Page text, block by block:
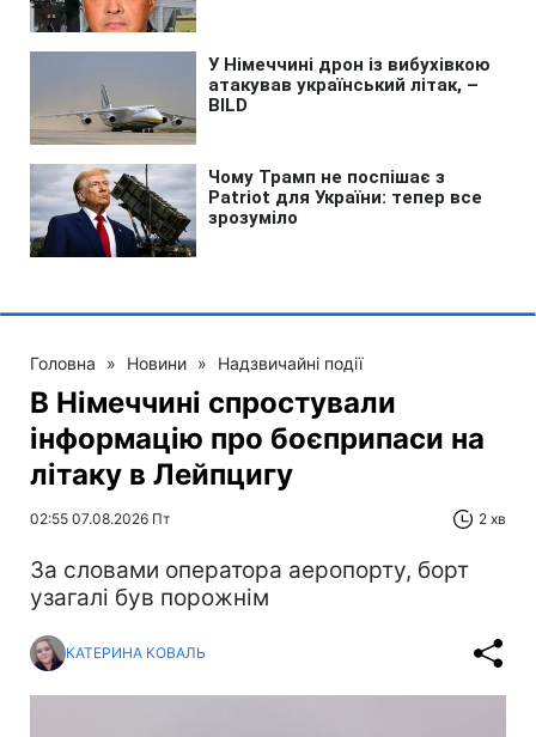
Головна » Новини » Надзвичайні події
В Німеччині спростували
інформацію про боєприпаси на
літаку в Лейпцигу
02:55 07.08.2026 Пт 2 хв
За словами оператора аеропорту, борт
узагалі був порожнім
КАТЕРИНА КОВАЛЬ